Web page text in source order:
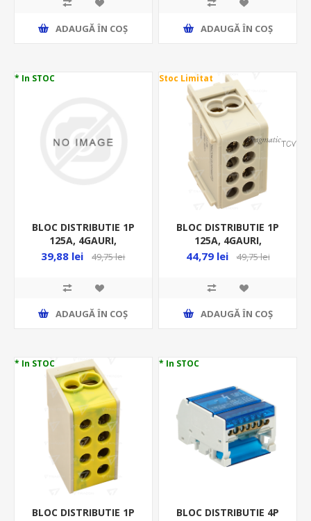
ADAUGĂ ȊN COŞ ADAUGĂ ȊN COŞ
* In STOC
BLOC DISTRIBUTIE 1P
125A, 4GAURI,
2X35MMP/ 2X25MMP,
39,88 lei 49,75 lei
ADAUGĂ ȊN COŞ
Stoc Limitat
BLOC DISTRIBUTIE 1P
125A, 4GAURI,
2X35MMP/ 2X25MMP,
44,79 lei 49,75 lei
ADAUGĂ ȊN COŞ
* In STOC
BLOC DISTRIBUTIE 1P
* In STOC
BLOC DISTRIBUTIE 4P